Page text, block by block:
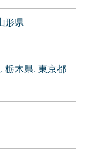
形県
栃木県 東京都